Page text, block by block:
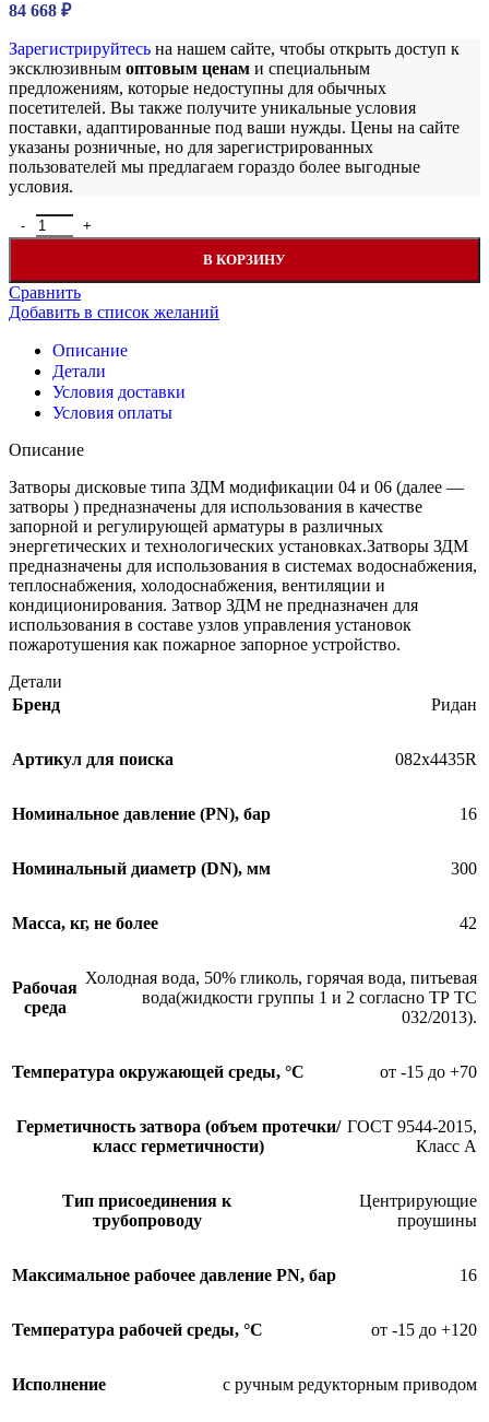
84 668 ₽
Зарегистрируйтесь на нашем сайте, чтобы открыть доступ к
эксклюзивным оптовым ценам и специальным
предложениям, которые недоступны для обычных
посетителей. Вы также получите уникальные условия
поставки, адаптированные под ваши нужды. Цены на сайте
указаны розничные, но для зарегистрированных
пользователей мы предлагаем гораздо более выгодные
условия.
Количество товара Ридан 082X4435R — Затвор дисковый
В КОРЗИНУ
Сравнить
Добавить в список желаний
Описание
Детали
Условия доставки
Условия оплаты
Описание
Затворы дисковые типа ЗДМ модификации 04 и 06 (далее —
затворы ) предназначены для использования в качестве
запорной и регулирующей арматуры в различных
энергетических и технологических установках.Затворы ЗДМ
предназначены для использования в системах водоснабжения,
теплоснабжения, холодоснабжения, вентиляции и
кондиционирования. Затвор ЗДМ не предназначен для
использования в составе узлов управления установок
пожаротушения как пожарное запорное устройство.
Детали
Бренд
Ридан
Артикул для поиска 082х4435R
Номинальное давление (PN), бар 16
Номинальный диаметр (DN), мм 300
Масса, кг, не более 42
Рабочая
среда
Холодная вода, 50% гликоль, горячая вода, питьевая
вода(жидкости группы 1 и 2 согласно ТР ТС
032/2013).
Температура окружающей среды, °С от -15 до +70
Герметичность затвора (объем протечки/
класс герметичности)
ГОСТ 9544-2015,
Класс А
Тип присоединения к
трубопроводу
Центрирующие
проушины
Максимальное рабочее давление PN, бар 16
Температура рабочей среды, °С от -15 до +120
Исполнение с ручным редукторным приводом